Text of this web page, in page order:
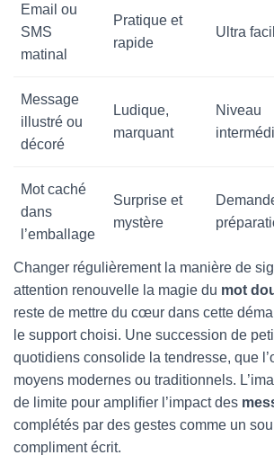
Email ou
SMS
matinal
Pratique et
rapide
Ultra
Message
illustré ou
décoré
Ludique,
marquant
Niveau
Mot caché
dans
l’emballage
Surprise et
mystère
Changer régulièrement la manière de
attention renouvelle la magie du mot
reste de mettre du cœur dans cette
le support choisi. Une succession de
quotidiens consolide la tendresse, que
moyens modernes ou traditionnels.
de limite pour amplifier l’impact des
complétés par des gestes comme un
compliment écrit.